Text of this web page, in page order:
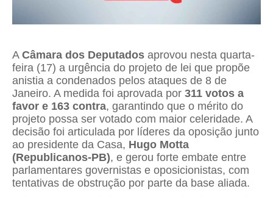
A Câmara dos Deputados aprovou nesta quarta-
feira (17) a urgência do projeto de lei que propõe
anistia a condenados pelos ataques de 8 de
Janeiro. A medida foi aprovada por 311 votos a
favor e 163 contra, garantindo que o mérito do
projeto possa ser votado com maior celeridade. A
decisão foi articulada por líderes da oposição junto
ao presidente da Casa, Hugo Motta
(Republicanos-PB), e gerou forte embate entre
parlamentares governistas e oposicionistas, com
tentativas de obstrução por parte da base aliada.